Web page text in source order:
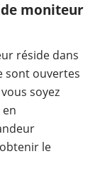
moniteur
réside dans
sont ouvertes
soyez
en
le